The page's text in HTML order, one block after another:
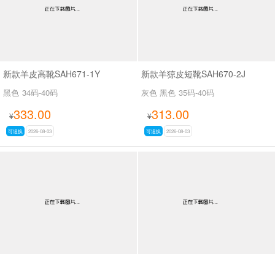
新款羊皮高靴SAH671-1Y
黑色 34码-40码
¥333.00
可退换 2026-08-03
新款羊猄皮短靴SAH670-2J
灰色 黑色 35码-40码
¥313.00
可退换 2026-08-03